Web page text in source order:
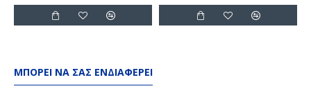
ΜΠΟΡΕΊ ΝΑ ΣΑΣ ΕΝΔΙΑΦΈΡΕΙ